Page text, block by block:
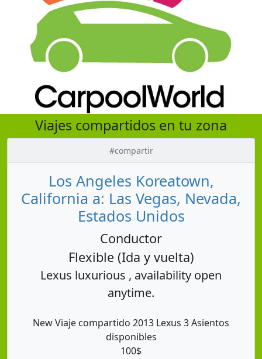
Viajes compartidos en tu zona
#compartir
Los Angeles Koreatown,
California a: Las Vegas, Nevada,
Estados Unidos
Conductor
Flexible (Ida y vuelta)
Lexus luxurious , availability open
anytime.
New Viaje compartido 2013 Lexus 3 Asientos
disponibles
100$